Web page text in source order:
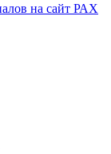
на сайт РАХ